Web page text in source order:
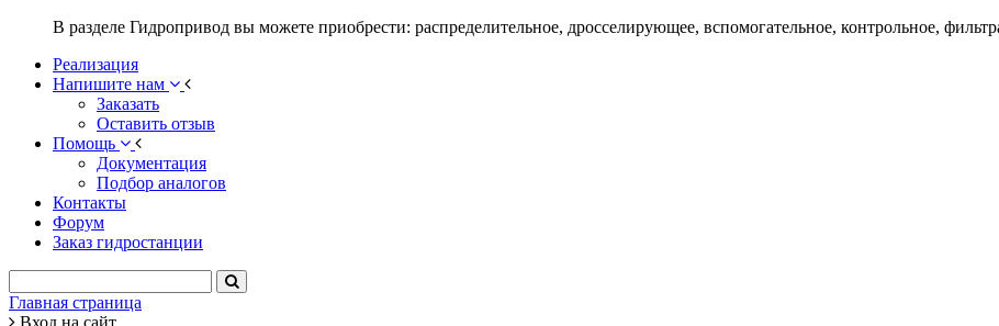
В разделе Гидропривод вы можете приобрести: распределительное, дросселирующее, вспомогательное, контрольное,
Реализация
Напишите нам
Заказать
Оставить отзыв
Помощь
Документация
Подбор аналогов
Контакты
Форум
Заказ гидростанции
Главная страница
Вход на сайт